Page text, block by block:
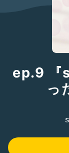
ep.9 『
っ